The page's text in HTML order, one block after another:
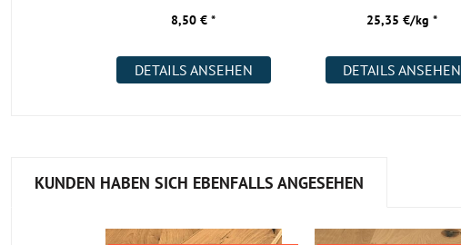
8,50 € *
DETAILS ANSEHEN
25,35 €/kg *
DETAILS ANSEHEN
KUNDEN HABEN SICH EBENFALLS ANGESEHEN